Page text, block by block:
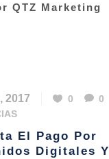
QTZ Marketing
2017 0
0
El Pago Por
Digitales